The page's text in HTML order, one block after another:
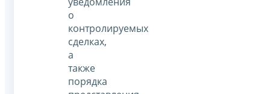
о
контролируемых
сделках,
а
также
порядка